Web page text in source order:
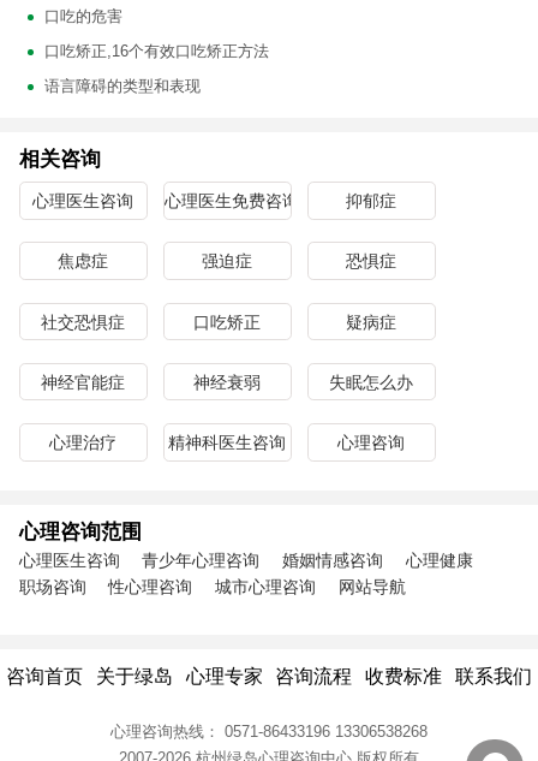
口吃的危害
口吃矫正,16个有效口吃矫正方法
语言障碍的类型和表现
相关咨询
心理医生咨询 心理医生免费咨询 抑郁症
焦虑症 强迫症 恐惧症
社交恐惧症 口吃矫正 疑病症
神经官能症 神经衰弱 失眠怎么办
心理治疗 精神科医生咨询 心理咨询
心理咨询范围
心理医生咨询 青少年心理咨询 婚姻情感咨询
心理健康
职场咨询
性心理咨询 城市心理咨询 网站导航
咨询首页 关于绿岛 心理专家 咨询流程 收费标准 联系我们
心理咨询热线： 0571-86433196 13306538268